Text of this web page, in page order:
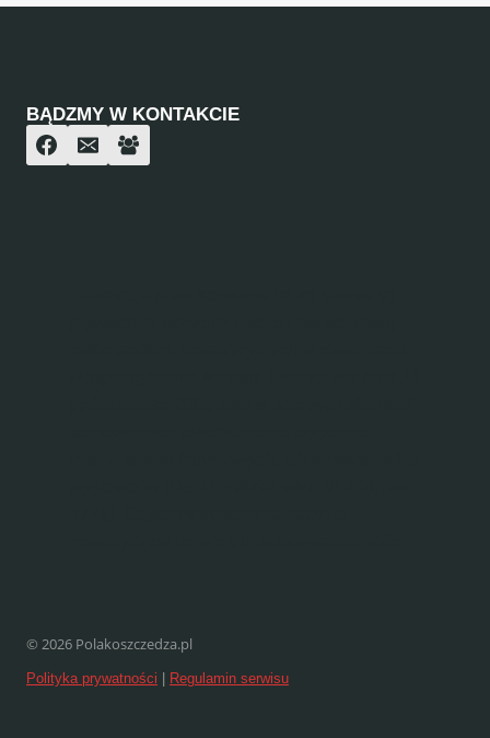
BĄDZMY W KONTAKCIE
© 2026 Polakoszczedza.pl
Polityka prywatności Regulamin serwisu